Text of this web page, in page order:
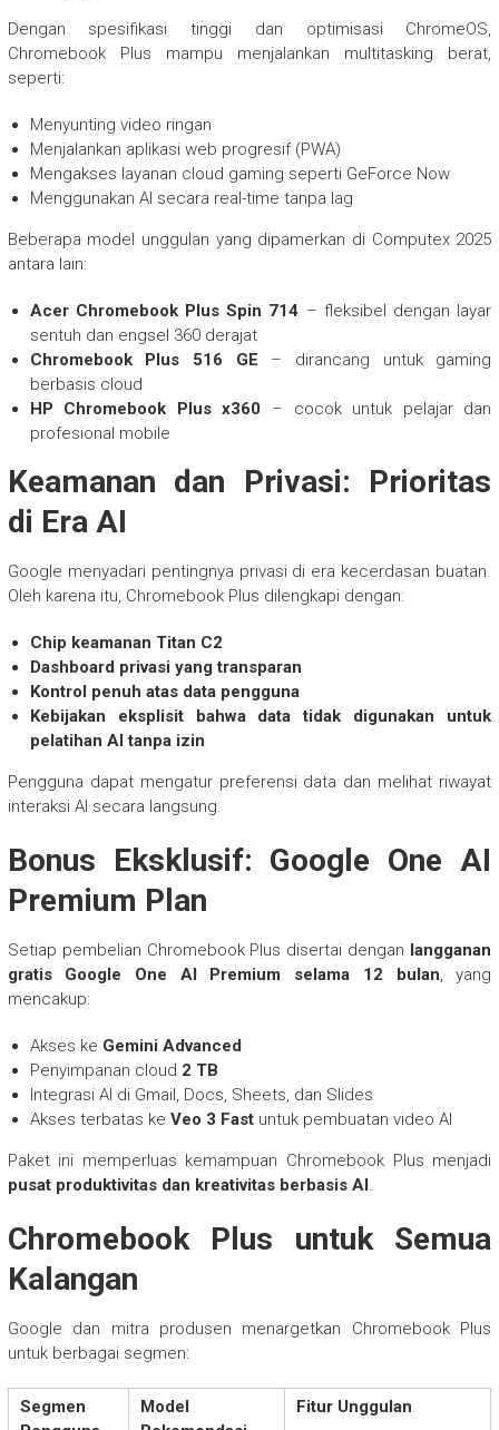
Dengan spesifikasi tinggi dan optimisasi ChromeOS,
Chromebook Plus mampu menjalankan multitasking berat,
seperti:
Menyunting video ringan
Menjalankan aplikasi web progresif (PWA)
Mengakses layanan cloud gaming seperti GeForce Now
Menggunakan AI secara real-time tanpa lag
Beberapa model unggulan yang dipamerkan di Computex 2025
antara lain:
Acer Chromebook Plus Spin 714 – fleksibel dengan layar
sentuh dan engsel 360 derajat
Chromebook Plus 516 GE – dirancang untuk gaming
berbasis cloud
HP Chromebook Plus x360 – cocok untuk pelajar dan
profesional mobile
Keamanan dan Privasi: Prioritas
di Era AI
Google menyadari pentingnya privasi di era kecerdasan buatan.
Oleh karena itu, Chromebook Plus dilengkapi dengan:
Chip keamanan Titan C2
Dashboard privasi yang transparan
Kontrol penuh atas data pengguna
Kebijakan eksplisit bahwa data tidak digunakan untuk
pelatihan AI tanpa izin
Pengguna dapat mengatur preferensi data dan melihat riwayat
interaksi AI secara langsung.
Bonus Eksklusif: Google One AI
Premium Plan
Setiap pembelian Chromebook Plus disertai dengan langganan
gratis Google One AI Premium selama 12 bulan, yang
mencakup:
Akses ke Gemini Advanced
Penyimpanan cloud 2 TB
Integrasi AI di Gmail, Docs, Sheets, dan Slides
Akses terbatas ke Veo 3 Fastuntuk pembuatan video AI
Paket ini memperluas kemampuan Chromebook Plus menjadi
pusat produktivitas dan kreativitas berbasis AI .
Chromebook Plus untuk Semua
Kalangan
Google dan mitra produsen menargetkan Chromebook Plus
untuk berbagai segmen:
Segmen
Model
Fitur Unggulan